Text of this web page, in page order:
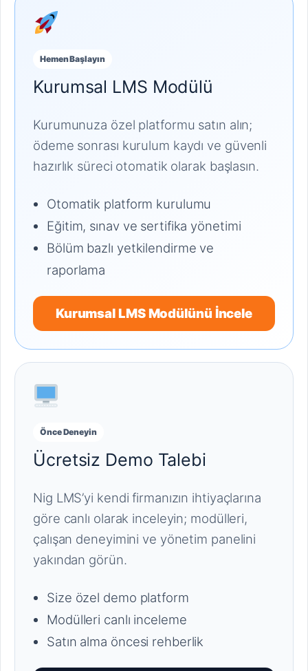
Hemen Başlayın
Kurumsal LMS Modülü
Kurumunuza özel platformu satın alın;
ödeme sonrası kurulum kaydı ve güvenli
hazırlık süreci otomatik olarak başlasın.
Otomatik platform kurulumu
Eğitim, sınav ve sertifika yönetimi
Bölüm bazlı yetkilendirme ve
raporlama
Kurumsal LMS Modülünü İncele
Önce Deneyin
Ücretsiz Demo Talebi
Nig LMS’yi kendi firmanızın ihtiyaçlarına
göre canlı olarak inceleyin; modülleri,
çalışan deneyimini ve yönetim panelini
yakından görün.
Size özel demo platform
Modülleri canlı inceleme
Satın alma öncesi rehberlik